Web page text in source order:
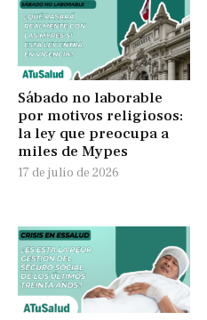
Sábado no laborable
por motivos religiosos:
la ley que preocupa a
miles de Mypes
17 de julio de 2026